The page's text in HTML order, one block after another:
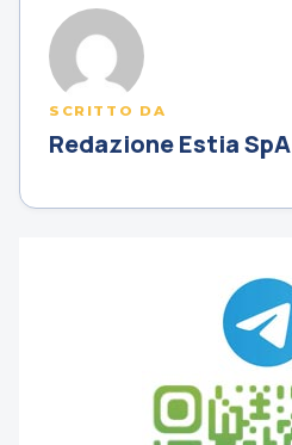
SCRITTO DA
Redazione Estia SpA